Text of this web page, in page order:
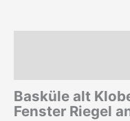
Basküle alt
Fenster Riegel